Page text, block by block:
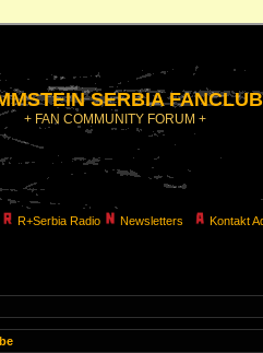
SERBIA FANCLUB
+ FAN COMMUNITY FORUM +
R+Serbia Radio Newsletters Kontakt